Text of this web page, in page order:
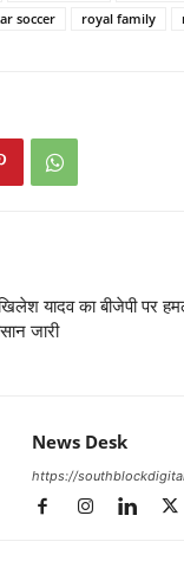
soccer royal family
यादव का बीजेपी पर
जारी
News Desk
https://